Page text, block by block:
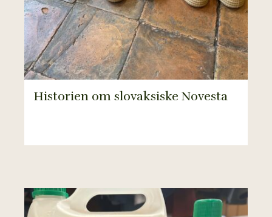
Historien om slovaksiske Novesta